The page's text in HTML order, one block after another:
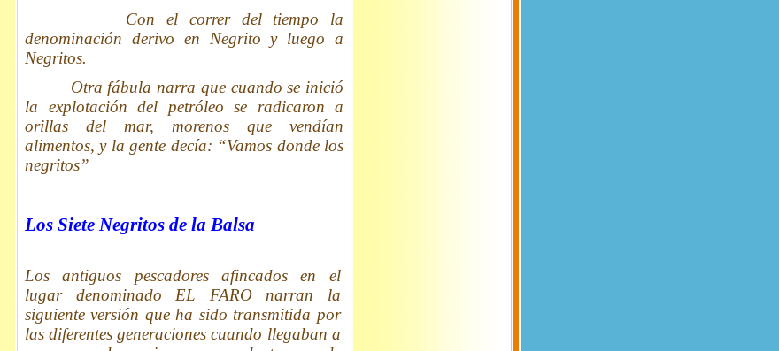
Con el correr del tiempo la
denominación derivo en Negrito y luego a
Negritos.
Otra fábula narra que cuando se inició
la explotación del petróleo se radicaron a
orillas del mar, morenos que vendían
alimentos, y la gente decía: “Vamos donde los
negritos”
Los Siete Negritos de la Balsa
Los antiguos pescadores afincados en el
lugar denominado EL FARO narran la
siguiente versión que ha sido transmitida por
las diferentes generaciones cuando llegaban a